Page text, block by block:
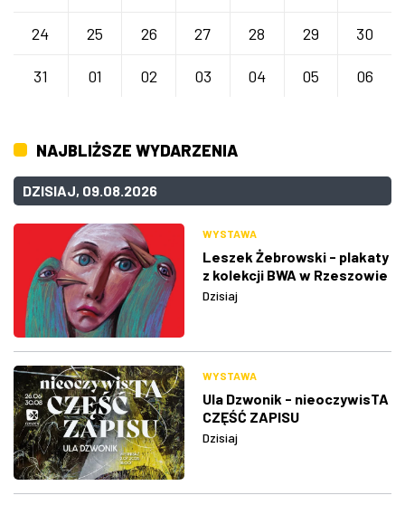
24 25 26 27 28 29 30
31 01 02 03 04 05 06
NAJBLIŻSZE WYDARZENIA
DZISIAJ, 09.08.2026
WYSTAWA
Leszek Żebrowski - plakaty
z kolekcji BWA w Rzeszowie
Dzisiaj
WYSTAWA
Ula Dzwonik - nieoczywisTA
CZĘŚĆ ZAPISU
Dzisiaj